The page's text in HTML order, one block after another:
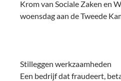
Krom van Sociale Zaken en
woensdag aan de Tweede
Stilleggen werkzaamheden
Een bedrijf dat fraudeert,